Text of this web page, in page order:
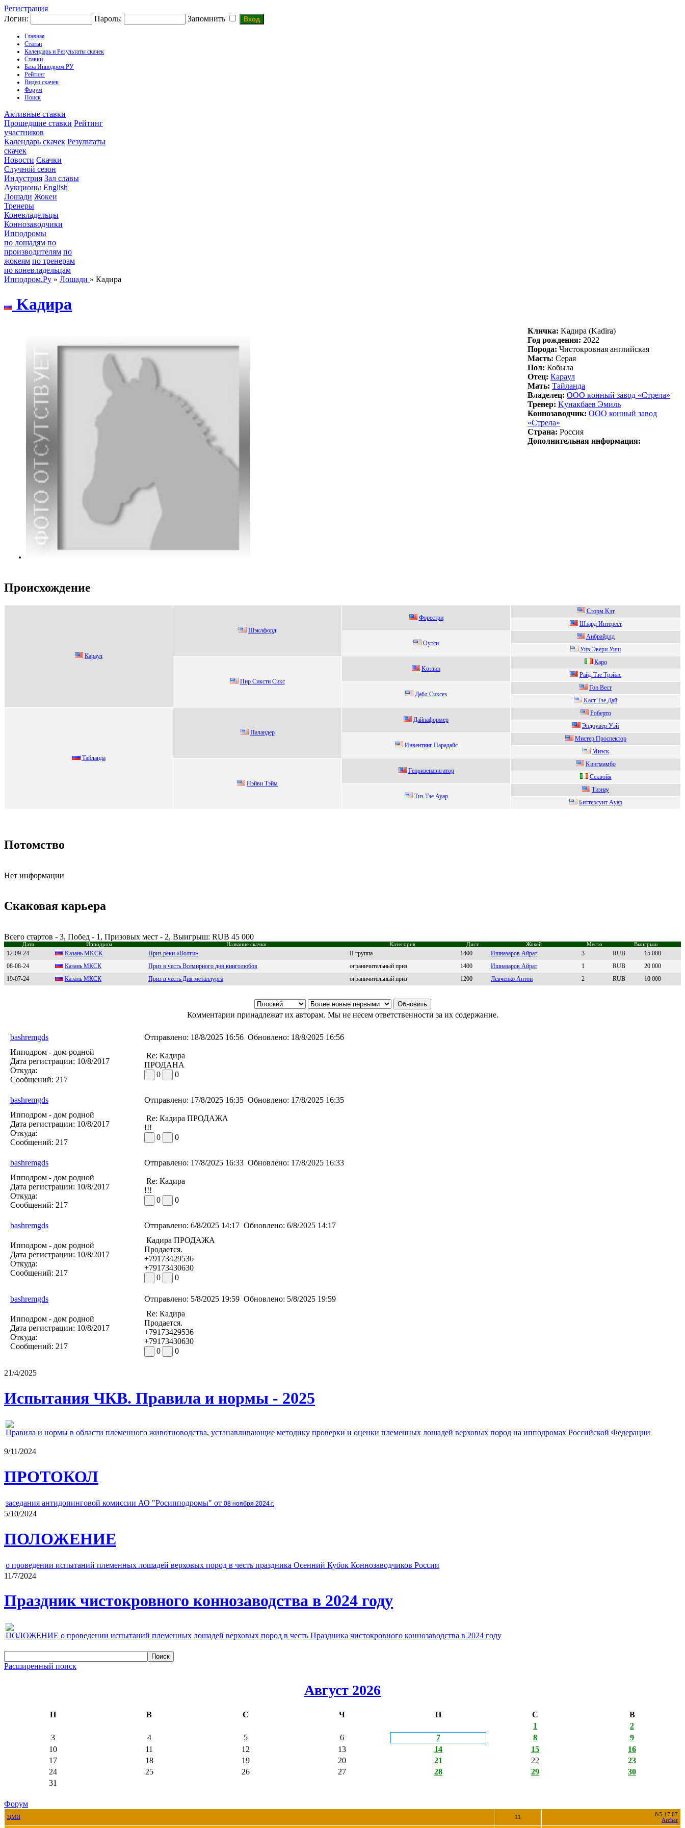
Регистрация
Логин:
Пароль: Запомнить
Главная
Статьи
Календарь и Результаты скачек
Ставки
База Ипподром.РУ
Рейтинг
Видео скачек
Форум
Поиск
Активные ставки
Прошедшие ставки Рейтинг
участников
Календарь скачек Результаты
скачек
Новости Скачки
Случной сезон
Индустрия Зал славы
Аукционы English
Лошади Жокеи
Тренеры
Коневладельцы
Коннозаводчики
Ипподромы
по лошадям по
производителям по
жокеям по тренерам
по коневладельцам
Ипподром.Ру » Лошади » Кадира
Kaдирa
Кличка: Kaдирa (Kadira)
Год рождения: 2022
Порода: Чистокровная английская
Масть: Серая
Пол: Кобыла
Отец: Кapaул
Мать: Тайланда
Владелец: OOO кoнный завoд «Стpела»
Тренер: Kунакбаев Эмиль
Коннозаводчик: OOO конный завод
«Cтрeла»
Страна: Россия
Дополнительная информация:
Происхождение
Кapaул
Шэклфоpд
Форeстри
Стoрм Kэт
Шэaрд Интереcт
Oутси
Aнбpайдлд
Уив Эвeри Уиш
Пиp Cикcти Cикc
Koззин
Каро
Paйд Tзe Tpэйлc
Дaбл Сикceз
Гон Вeст
Kаст Тзe Дай
Тайланда
Паландер
Дaйнaфоpмеp
Робepто
Эндоувep Уэй
Инвентинг Пapaдaйc
Mиcтep Пpоcпeктоp
Mиэск
Hэйви Тэйм
Гeнpизeнавигатop
Kингмамбo
Cеквoйя
Tиз Tзe Ауаp
Tизнау
Биттepсуит Aуap
Потомство
Нет информации
Скаковая карьера
Всего стартов - 3, Побед - 1, Призовых мест - 2, Выигрыш: RUB 45 000
Дата Ипподром Название скачки Категория Дист. Жокей Место Выигрыш
12-09-24 Kaзaнь MKСK Приз реки «Волги» II группа 1400 Ишнaзaрoв Aйрaт 3 RUB
15 000
08-08-24
Кaзaнь МКСК Приз в честь Всемирного дня книголюбов ограничительный приз 1400 Ишназаров Айрат 1 RUB
20 000
19-07-24
Казань MКСК Приз в честь Дня металлурга ограничительный приз 1200 Лeвчeнко Антон 2 RUB 10 000
Комментарии принадлежат их авторам. Мы не несем ответственности за их содержание.
bashremgds Отправлено: 18/8/2025 16:56 Обновлено: 18/8/2025 16:56
Ипподром - дом родной
Дата регистрации: 10/8/2017
Откуда:
Сообщений: 217
Re: Кадира
ПРОДАНА
0
0
bashremgds Отправлено: 17/8/2025 16:35 Обновлено: 17/8/2025 16:35
Ипподром - дом родной
Дата регистрации: 10/8/2017
Откуда:
Сообщений: 217
Re: Кадира ПРОДАЖА
!!!
0
0
bashremgds Отправлено: 17/8/2025 16:33 Обновлено: 17/8/2025 16:33
Ипподром - дом родной
Дата регистрации: 10/8/2017
Откуда:
Сообщений: 217
Re: Кадира
!!!
0
0
bashremgds Отправлено: 6/8/2025 14:17 Обновлено: 6/8/2025 14:17
Ипподром - дом родной
Дата регистрации: 10/8/2017
Откуда:
Сообщений: 217
Кадира ПРОДАЖА
Продается.
+79173429536
+79173430630
0
0
bashremgds Отправлено: 5/8/2025 19:59 Обновлено: 5/8/2025 19:59
Ипподром - дом родной
Дата регистрации: 10/8/2017
Откуда:
Сообщений: 217
Re: Кадира
Продается.
+79173429536
+79173430630
0
0
21/4/2025
Испытания ЧКВ. Правила и нормы - 2025
Правила и нормы в области племенного животноводства, устанавливающие методику проверки и оценки племенных лошадей верховых пород на ипподромах Российской Федерации
9/11/2024
ПРОТОКОЛ
заседания антидопинговой комиссии АО "Росипподромы" от 08 ноября 2024 г.
5/10/2024
ПОЛОЖЕНИЕ
о проведении испытаний племенных лошадей верховых пород в честь праздника Осенний Кубок Коннозаводчиков России
11/7/2024
Праздник чистокровного коннозаводства в 2024 году
ПОЛОЖЕНИЕ о проведении испытаний племенных лошадей верховых пород в честь Праздника чистокровного коннозаводства в 2024 году
Расширенный поиск
Август 2026
П В С Ч П С
В
1
2
3
4 5 6 7 8
9
10
11 12 13 14 15
16
17
18 19 20 21 22
23
24
25 26 27 28 29
30
31
Форум
ЦМИ 11
8/5 17:07
Archer